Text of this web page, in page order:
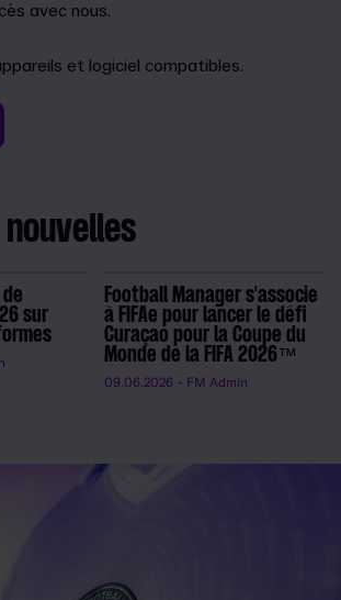
avec nous.
et logiciel compatibles.
sur
Football Manager s'associe
à FIFAe pour lancer le défi
Curaçao pour la Coupe du
Monde de la FIFA 2026™
09.06.2026 - FM Admin